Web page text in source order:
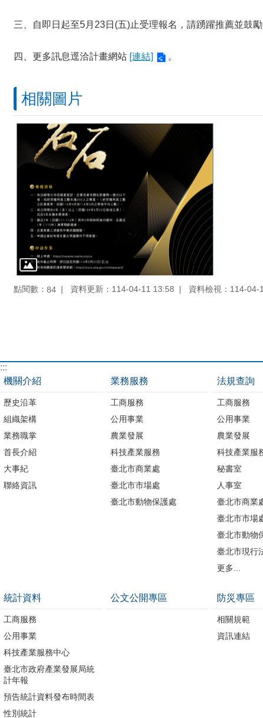
三、自即日起至5月23日(五)止受理報名，請踴躍推薦並鼓
四、更多訊息逕洽計畫網站 [連結] 。
相關圖片
點閱數： 84 資料更新：114-04-11 13:58 資料檢視：114-04-
:::
機關介紹
歷史沿革
組織架構
業務職掌
首長介紹
大事紀
聯絡資訊
業務服務
工商服務
公用事業
農業發展
科技產業服務
臺北市商業處
臺北市市場處
臺北市動物保護處
法規查詢
工商服務
公用事業
農業發展
科技產業服
秘書室
人事室
臺北市商業
臺北市市場
臺北市動物
臺北市現行
更多...
統計資料
工商服務
公用事業
科技產業服務中心
臺北市政府產業發展局統
計年報
預告統計資料發布時間表
性別統計
公文公開專區 防災專區
相關規範
資訊連結